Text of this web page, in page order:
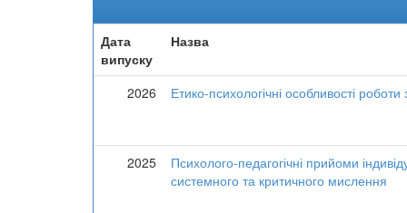
Дата
випуску
Назва
2026 Етико-психологічні особливості
2025
Психолого-педагогічні прийоми
системного та критичного мислення